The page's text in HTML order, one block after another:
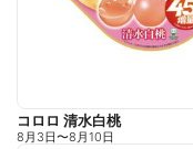
コロロ 清水白桃
8月3日〜8月10日